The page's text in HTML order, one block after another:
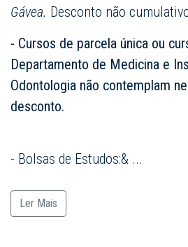
Gávea. Desconto não
- Cursos de parcela única ou
Departamento de Medicina e
Odontologia não contemplam
desconto.
- Bolsas de Estudos:& ...
Ler Mais